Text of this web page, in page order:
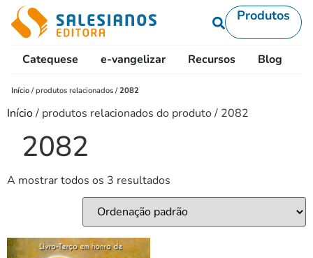
Produtos
Catequese e-vangelizar Recursos Blog
Início /produtos relacionados /2082
Início/ produtos relacionados do produto / 2082
2082
A mostrar todos os 3 resultados